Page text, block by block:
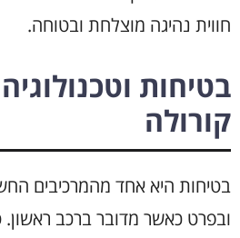
חווית נהיגה מוצלחת ובטוחה.
בטיחות
קורולה
בטיחות היא אחד מהמרכיבים
ובפרט כאשר מדובר ברכב ראשון.